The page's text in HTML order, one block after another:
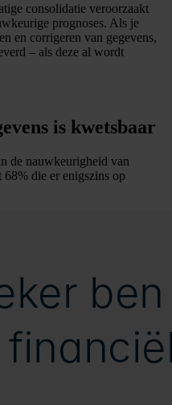
consolidatie veroorzaakt
prognoses. Als je
en corrigeren van gegevens,
– als deze al wordt
is kwetsbaar
de nauwkeurigheid van
68% die er enigszins op